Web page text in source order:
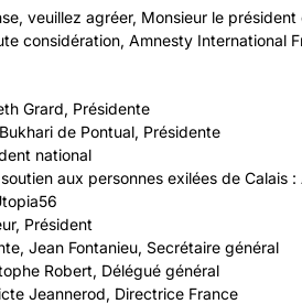
veuillez agréer, Monsieur le
considération, Amnesty International
Grard, Présidente
de Pontual, Présidente
national
aux personnes exilées de Calais
Président
Jean Fontanieu, Secrétaire général
Robert, Délégué général
Jeannerod, Directrice France